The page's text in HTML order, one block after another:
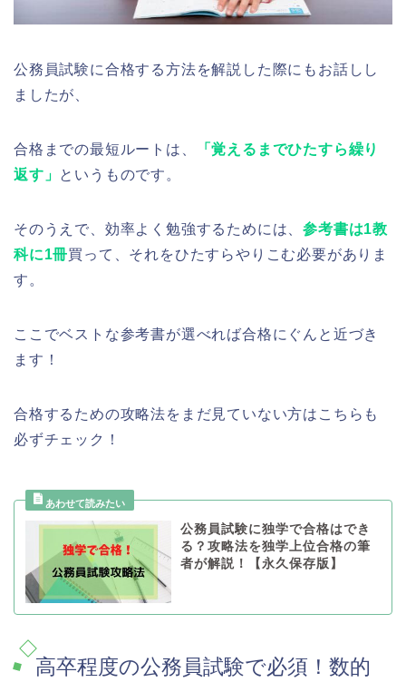
公務員試験に合格する方法を解説した際にもお話しし
ましたが、
合格までの最短ルートは、
「覚えるまでひたすら繰り
返す」 というものです。
そのうえで、効率よく勉強するためには、参考書は1教
科に1冊買って、それをひたすらやりこむ必要がありま
す。
ここでベストな参考書が選べれば合格にぐんと近づき
ます！
合格するための攻略法をまだ見ていない方はこちらも
必ずチェック！
公務員試験に独学で合格はでき
る？攻略法を独学上位合格の筆
者が解説！【永久保存版】
高卒程度の公務員試験で必須！数的